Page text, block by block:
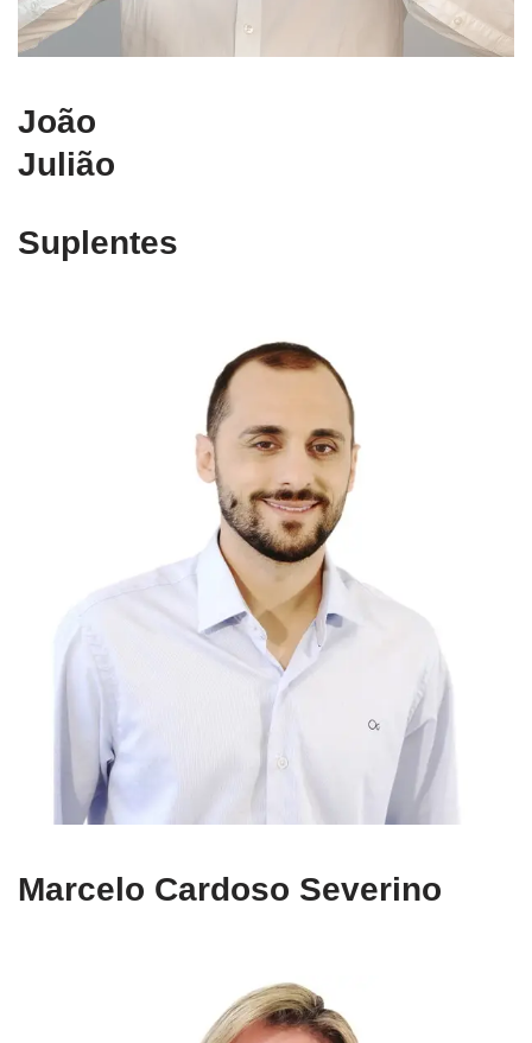
João
Julião
Suplentes
Marcelo Cardoso Severino